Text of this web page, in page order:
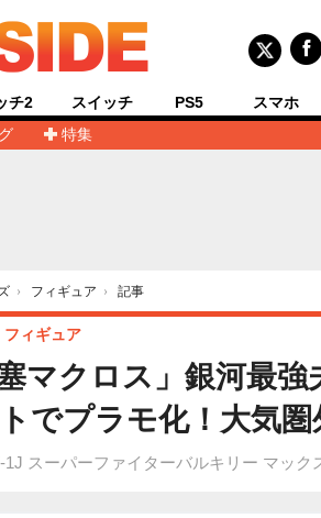
特集
チ2 スイッチ PS5 スマホ
› フィギュア › 記事
塞マクロス」銀河最
でプラモ化！大気
1J スーパーファイターバルキリー マッ
フィギュア